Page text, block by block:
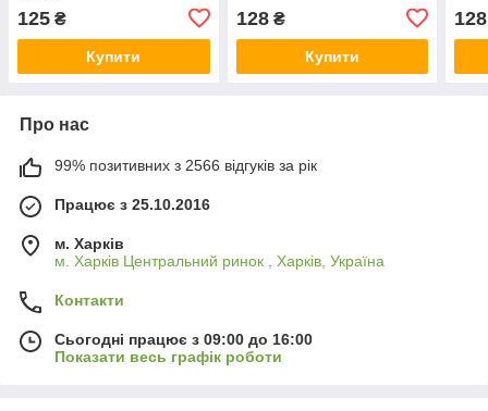
125 ₴
Купити
128₴
Купити
128
Про нас
99% позитивних з 2566 відгуків за рік
Працює з 25.10.2016
м. Харків
м. Харків Центральний ринок , Харків, Україна
Контакти
Сьогодні працює з 09:00 до 16:00
Показати весь графік роботи